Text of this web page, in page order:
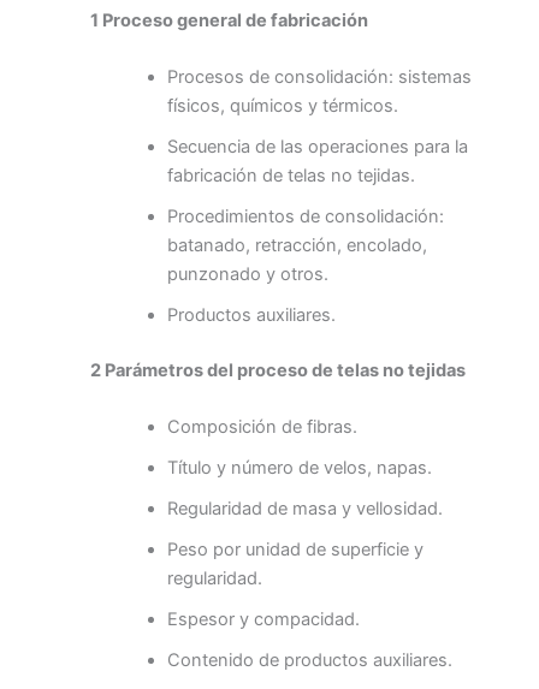
1 Proceso general de fabricación
Procesos de consolidación: sistemas
físicos, químicos y térmicos.
Secuencia de las operaciones para la
fabricación de telas no tejidas.
Procedimientos de consolidación:
batanado, retracción, encolado,
punzonado y otros.
Productos auxiliares.
2 Parámetros del proceso de telas no tejidas
Composición de fibras.
Título y número de velos, napas.
Regularidad de masa y vellosidad.
Peso por unidad de superficie y
regularidad.
Espesor y compacidad.
Contenido de productos auxiliares.